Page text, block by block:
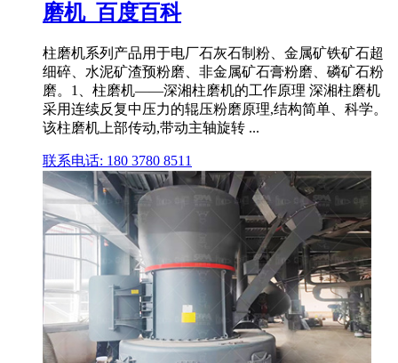
磨机_百度百科
柱磨机系列产品用于电厂石灰石制粉、金属矿铁矿石超
细碎、水泥矿渣预粉磨、非金属矿石膏粉磨、磷矿石粉
磨。1、柱磨机——深湘柱磨机的工作原理 深湘柱磨机
采用连续反复中压力的辊压粉磨原理,结构简单、科学。
该柱磨机上部传动,带动主轴旋转 ...
联系电话: 180 3780 8511